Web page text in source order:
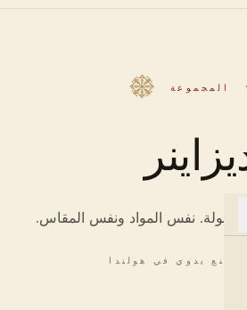
المجموعة
مقبولة. نفس المواد ونفس المقاس.